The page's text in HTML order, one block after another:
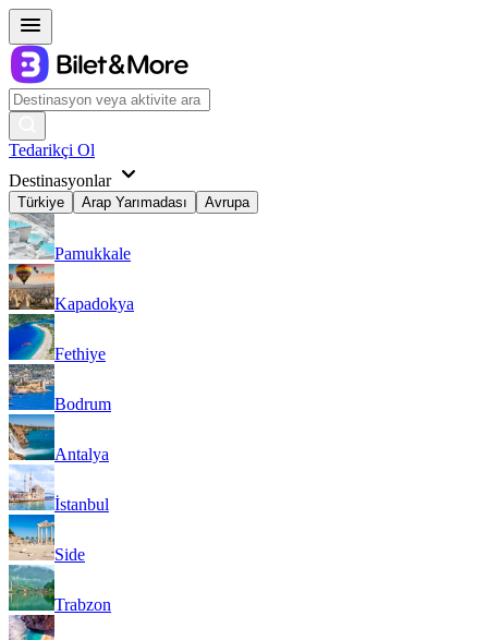
Tedarikçi Ol
Destinasyonlar
Türkiye Arap Yarımadası Avrupa
Pamukkale
Kapadokya
Fethiye
Bodrum
Antalya
İstanbul
Side
Trabzon